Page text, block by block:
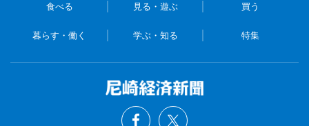
食べる 見る・遊ぶ 買う
暮らす・働く 学ぶ・知る 特集